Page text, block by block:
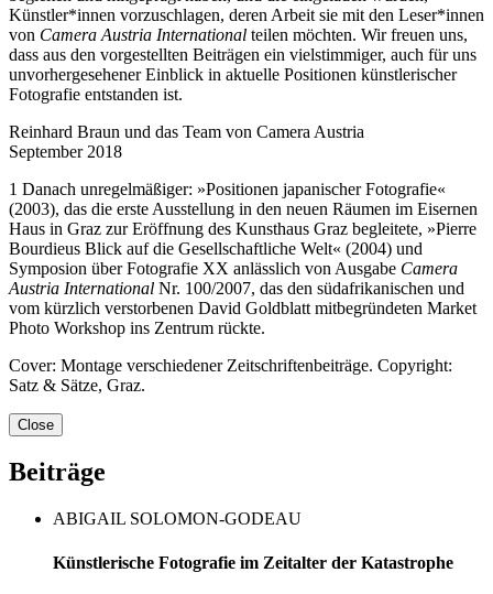
Künstler*innen vorzuschlagen, deren Arbeit sie mit den Leser*innen
von Camera Austria International teilen möchten. Wir freuen uns,
dass aus den vorgestellten Beiträgen ein vielstimmiger, auch für uns
unvorhergesehener Einblick in aktuelle Positionen künstlerischer
Fotografie entstanden ist.
Reinhard Braun und das Team von Camera Austria
September 2018
1 Danach unregelmäßiger: »Positionen japanischer Fotografie«
(2003), das die erste Ausstellung in den neuen Räumen im Eisernen
Haus in Graz zur Eröffnung des Kunsthaus Graz begleitete, »Pierre
Bourdieus Blick auf die Gesellschaftliche Welt« (2004) und
Symposion über Fotografie XX anlässlich von Ausgabe Camera
Austria International Nr. 100/2007, das den südafrikanischen und
vom kürzlich verstorbenen David Goldblatt mitbegründeten Market
Photo Workshop ins Zentrum rückte.
Cover: Montage verschiedener Zeitschriftenbeiträge. Copyright:
Satz & Sätze, Graz.
Close
Beiträge
ABIGAIL SOLOMON-GODEAU
Künstlerische Fotografie im Zeitalter der Katastrophe